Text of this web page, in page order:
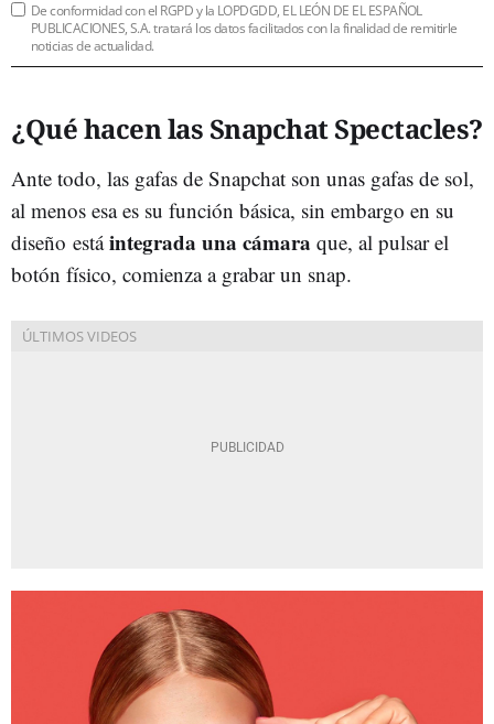
De conformidad con el RGPD y la LOPDGDD, EL LEÓN DE EL ESPAÑOL
PUBLICACIONES, S.A. tratará los datos facilitados con la finalidad de remitirle
noticias de actualidad.
¿Qué hacen las Snapchat Spectacles?
Ante todo, las gafas de Snapchat son unas gafas de sol,
al menos esa es su función básica, sin embargo en su
diseño estáintegrada una cámara que, al pulsar el
botón físico, comienza a grabar un snap.